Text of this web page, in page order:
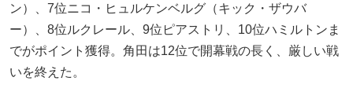
ン）、7位ニコ・ヒュルケンベルグ（キック・ザウバ
ー）、8位ルクレール、9位ピアストリ、10位ハミルトンま
でがポイント獲得。角田は12位で開幕戦の長く、厳しい戦
いを終えた。